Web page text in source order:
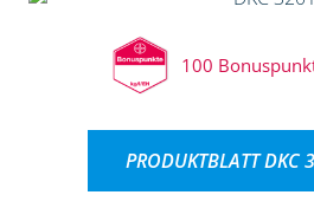
100
PRODUKTBLATT DKC